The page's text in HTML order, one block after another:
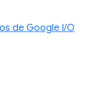
de Google I/O